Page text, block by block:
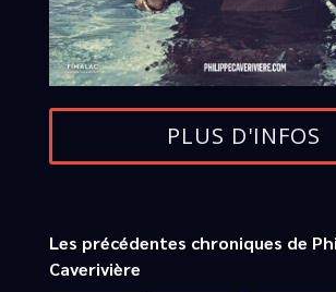
PLUS D'INFOS
Les précédentes chroniques de
Caverivière